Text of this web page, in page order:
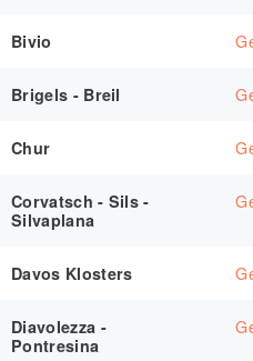
Bivio
Brigels - Breil
Chur
Corvatsch - Sils -
Silvaplana
Davos Klosters
Diavolezza -
Pontresina